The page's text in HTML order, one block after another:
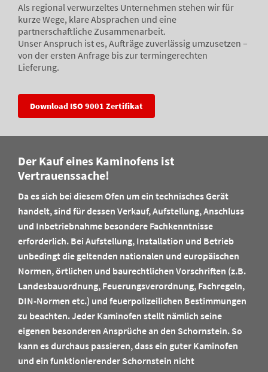
Als regional verwurzeltes Unternehmen stehen wir für
kurze Wege, klare Absprachen und eine
partnerschaftliche Zusammenarbeit.
Unser Anspruch ist es, Aufträge zuverlässig umzusetzen –
von der ersten Anfrage bis zur termingerechten
Lieferung.
Download ISO 9001 Zertifikat
Der Kauf eines Kaminofens ist
Vertrauenssache!
Da es sich bei diesem Ofen um ein technisches Gerät
handelt, sind für dessen Verkauf, Aufstellung, Anschluss
und Inbetriebnahme besondere Fachkenntnisse
erforderlich. Bei Aufstellung, Installation und Betrieb
unbedingt die geltenden nationalen und europäischen
Normen, örtlichen und baurechtlichen Vorschriften (z.B.
Landesbauordnung, Feuerungsverordnung, Fachregeln,
DIN-Normen etc.) und feuerpolizeilichen Bestimmungen
zu beachten. Jeder Kaminofen stellt nämlich seine
eigenen besonderen Ansprüche an den Schornstein. So
kann es durchaus passieren, dass ein guter Kaminofen
und ein funktionierender Schornstein nicht